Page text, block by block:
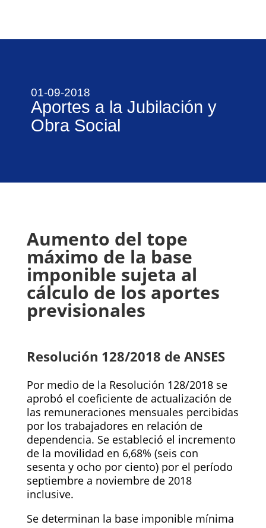
01-09-2018
Aportes a la Jubilación y
Obra Social
Aumento del tope
máximo de la base
imponible sujeta al
cálculo de los aportes
previsionales
Resolución 128/2018 de ANSES
Por medio de la Resolución 128/2018 se
aprobó el coeficiente de actualización de
las remuneraciones mensuales percibidas
por los trabajadores en relación de
dependencia. Se estableció el incremento
de la movilidad en 6,68% (seis con
sesenta y ocho por ciento) por el período
septiembre a noviembre de 2018
inclusive.
Se determinan la base imponible mínima